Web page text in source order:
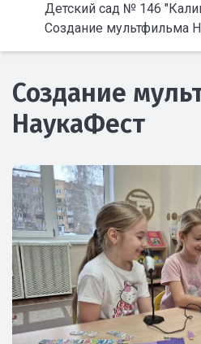
Детский сад № 146
Создание мультфильма
Создание
НаукаФест